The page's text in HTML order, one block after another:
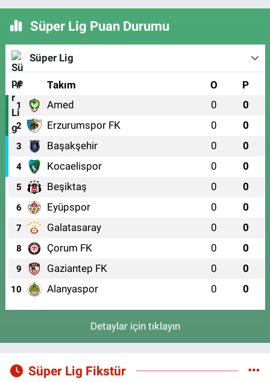
Süper Lig Puan Durumu
Süper Lig
# Takım O P
1 Amed 0 0
2 Erzurumspor FK 0 0
3 Başakşehir 0 0
4 Kocaelispor 0 0
5 Beşiktaş 0 0
6 Eyüpspor 0 0
7 Galatasaray 0 0
8 Çorum FK 0 0
9 Gaziantep FK 0 0
10 Alanyaspor 0 0
Detaylar için tıklayın
Süper Lig Fikstür